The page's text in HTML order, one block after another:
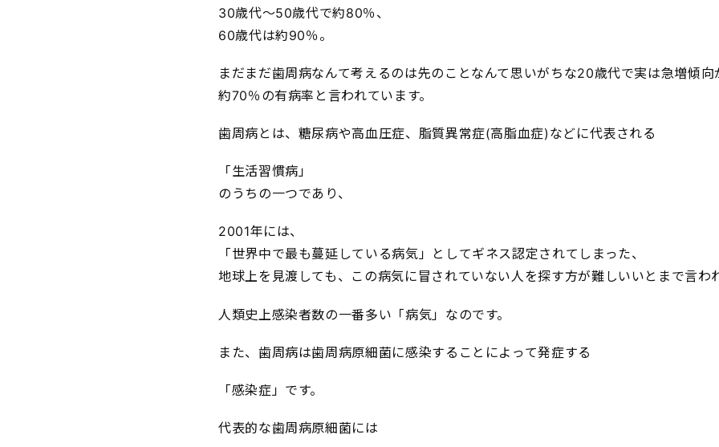
30歳代～50歳代で約80％、
60歳代は約90％。
まだまだ歯周病なんて考えるのは先のことなんて思いがちな20歳代で実は急増傾向
約70％の有病率と言われています。
歯周病とは、糖尿病や高血圧症、脂質異常症(高脂血症)などに代表される
「生活習慣病」
のうちの一つであり、
2001年には、
「世界中で最も蔓延している病気」としてギネス認定されてしまった、
地球上を見渡しても、この病気に冒されていない人を探す方が難しいいとまで言わ
人類史上感染者数の一番多い「病気」なのです。
また、歯周病は歯周病原細菌に感染することによって発症する
「感染症」です。
代表的な歯周病原細菌には